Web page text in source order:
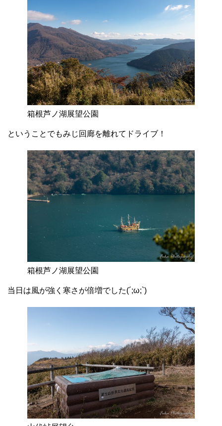
箱根芦ノ湖展望公園
ということでもみじ回廊を離れてドライブ！
箱根芦ノ湖展望公園
当日は風が強く寒さが倍増でした(´;ω;`)